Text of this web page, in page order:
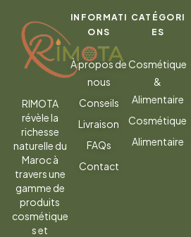
RIMOTA
révèle la
richesse
naturelle du
Maroc à
travers une
gamme de
produits
cosmétique
s et
INFORMATI
ONS
À propos de
nous
Conseils
Livraison
FAQs
Contact
CATÉGORI
ES
Cosmétique
&
Alimentaire
Cosmétique
Alimentaire